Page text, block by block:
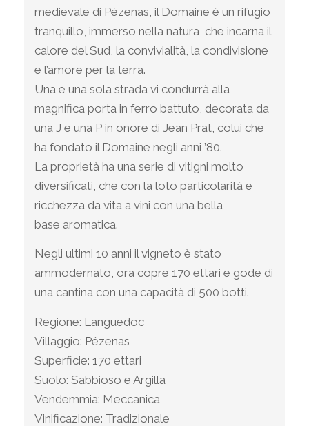
medievale di Pézenas, il Domaine è un rifugio
tranquillo, immerso nella natura, che incarna il
calore del Sud, la convivialità, la condivisione
e l’amore per la terra.
Una e una sola strada vi condurrà alla
magnifica porta in ferro battuto, decorata da
una J e una P in onore di Jean Prat, colui che
ha fondato il Domaine negli anni ’80.
La proprietà ha una serie di vitigni molto
diversificati, che con la loto particolarità e
ricchezza da vita a vini con una bella
base aromatica.
Negli ultimi 10 anni il vigneto è stato
ammodernato, ora copre 170 ettari e gode di
una cantina con una capacità di 500 botti.
Regione: Languedoc
Villaggio: Pézenas
Superficie: 170 ettari
Suolo: Sabbioso e Argilla
Vendemmia: Meccanica
Vinificazione: Tradizionale